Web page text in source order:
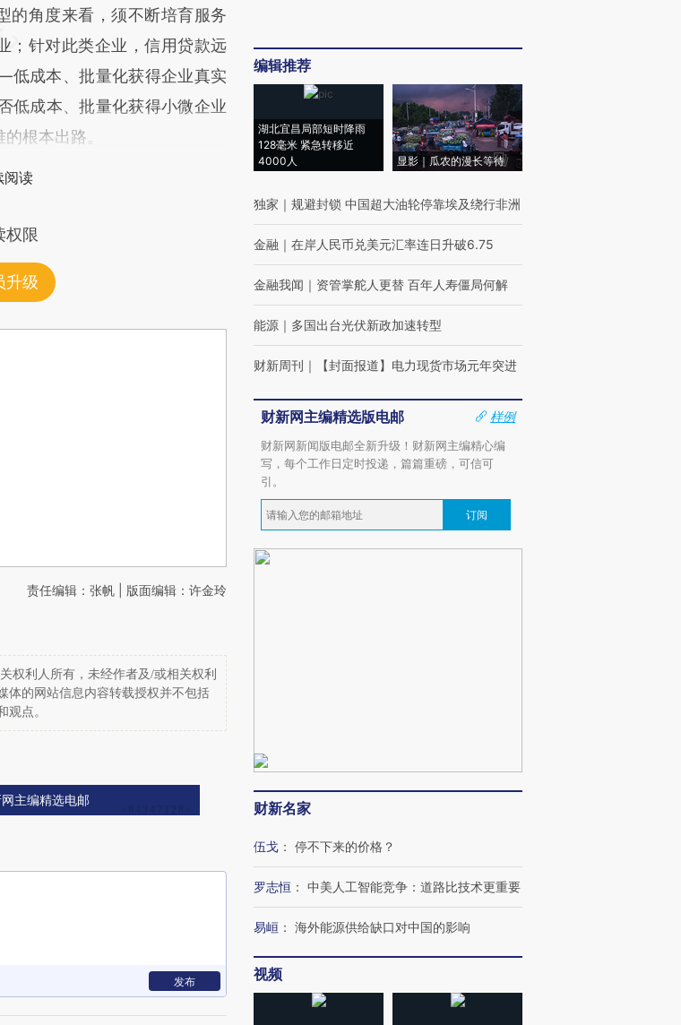
角度来看，须不断培育服务
；针对此类企业，信用贷款远
成本、批量化获得企业真实
低成本、批量化获得小微企业
根本出路。
阅读
权限
升级
责任编辑：张帆 | 版面编辑：许金玲
权利人所有，未经作者及/或相关权利
体的网站信息内容转载授权并不包括
观点。
主编精选电邮
发布
编辑推荐
湖北宜昌局部短时降雨
128毫米 紧急转移近
4000人
显影｜瓜农的漫长等待
独家 ｜ 规避封锁 中国超大油轮停靠埃及绕行非洲
金融 ｜ 在岸人民币兑美元汇率连日升破6.75
金融我闻 ｜ 资管掌舵人更替 百年人寿僵局何解
能源 ｜ 多国出台光伏新政加速转型
财新周刊 ｜ 【封面报道】电力现货市场元年突进
财新网主编精选版电邮
样例
财新网新闻版电邮全新升级！财新网主编精心编
写，每个工作日定时投递，篇篇重磅，可信可
引。
订阅
财新名家
伍戈 ： 停不下来的价格？
罗志恒 ： 中美人工智能竞争：道路比技术更重要
易峘 ： 海外能源供给缺口对中国的影响
视频